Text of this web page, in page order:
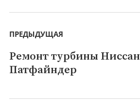
по
записям
ПРЕДЫДУЩАЯ
Предыдущая
запись:
Ремонт турбины Ниссан
Патфайндер